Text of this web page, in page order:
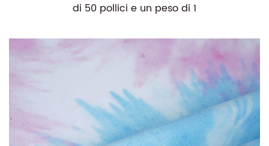
di 50 pollici e un peso di 1